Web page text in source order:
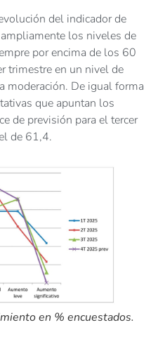
del indicador de
los niveles de
por encima de los 60
trimestre en un nivel de
moderación. De igual forma
que apuntan los
de previsión para el tercer
de 61,4.
en % encuestados.